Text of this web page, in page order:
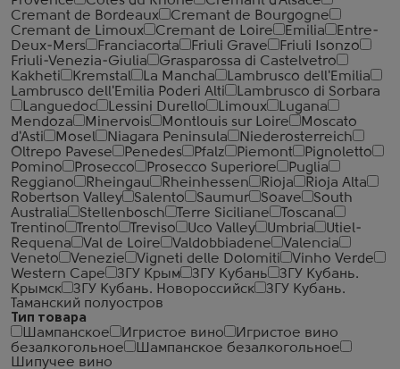
Cremant de Bordeaux
Cremant de Bourgogne
Cremant de Limoux
Cremant de Loire Emilia
Entre-
Deux-Mers
Franciacorta Friuli Grave
Friuli Isonzo
Friuli-Venezia-Giulia
Grasparossa di Castelvetro
Kakheti
Kremstal La Mancha
Lambrusco dell'Emilia
Lambrusco dell'Emilia Poderi Alti
Lambrusco di Sorbara
Languedoc
Lessini Durello Limoux
Lugana
Mendoza
Minervois Montlouis sur Loire
Moscato
d'Asti
Mosel Niagara Peninsula
Niederosterreich
Oltrepo Pavese
Penedes Pfalz Piemont
Pignoletto
Pomino
Prosecco Prosecco Superiore
Puglia
Reggiano
Rheingau Rheinhessen Rioja
Rioja Alta
Robertson Valley
Salento Saumur Soave
South
Australia
Stellenbosch Terre Siciliane
Toscana
Trentino
Trento Treviso Uco Valley Umbria
Utiel-
Requena
Val de Loire Valdobbiadene
Valencia
Veneto
Venezie Vigneti delle Dolomiti
Vinho Verde
Western Cape
ЗГУ Крым ЗГУ Кубань
ЗГУ Кубань.
Крымск
ЗГУ Кубань. Новороссийск
ЗГУ Кубань.
Таманский полуостров
Тип товара
Шампанское
Игристое вино
Игристое вино
безалкогольное
Шампанское безалкогольное
Шипучее вино